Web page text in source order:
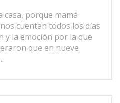
casa, porque mamá
cuentan todos los días
y la emoción por la que
que en nueve